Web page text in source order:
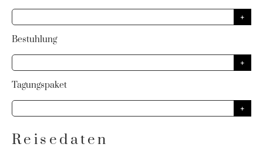
Bestuhlung
Tagungspaket
Reisedaten